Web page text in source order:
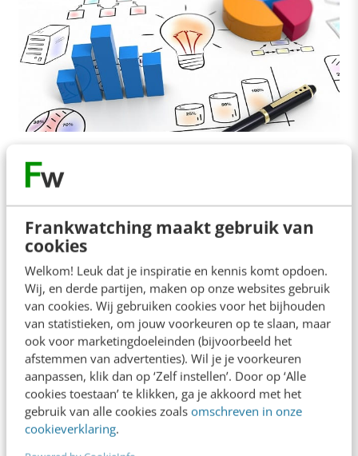
Frankwatching maakt gebruik van
cookies
Welkom! Leuk dat je inspiratie en kennis komt opdoen.
Wij, en derde partijen, maken op onze websites gebruik
van cookies. Wij gebruiken cookies voor het bijhouden
van statistieken, om jouw voorkeuren op te slaan, maar
ook voor marketingdoeleinden (bijvoorbeeld het
afstemmen van advertenties). Wil je je voorkeuren
aanpassen, klik dan op ‘Zelf instellen’. Door op ‘Alle
cookies toestaan’ te klikken, ga je akkoord met het
gebruik van alle cookies zoals omschreven in onze
cookieverklaring.
Marktonderzoekers, ‘show me the money’:
meet & verhoog je conversie
Researchers worden een stuk serieuzer genomen
als ze meer aandacht besteden aan de
opbrengsten (ROI) van hun inspanningen. 94% van
de bezoekers…
Lore Elzinga· 12 jaar geleden